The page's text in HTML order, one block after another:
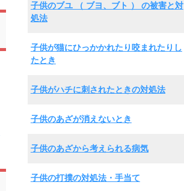
子供のブユ （ ブヨ、ブト ） の被害と対
処法
子供が猫にひっかかれたり咬まれたりし
たとき
子供がハチに刺されたときの対処法
子供のあざが消えないとき
子供のあざから考えられる病気
子供の打撲の対処法・手当て